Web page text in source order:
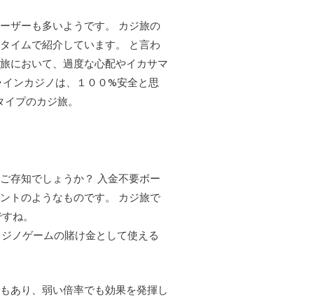
ザーも多いようです。 カジ旅の
イムで紹介しています。 と言わ
において、過度な心配やイカサマ
ンカジノは、１００%安全と思
プのカジ旅。
存知でしょうか？ 入金不要ボー
トのようなものです。 カジ旅で
ね。
ノゲームの賭け金として使える
あり、弱い倍率でも効果を発揮し